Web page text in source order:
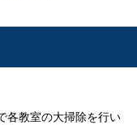
各教室の大掃除を行い